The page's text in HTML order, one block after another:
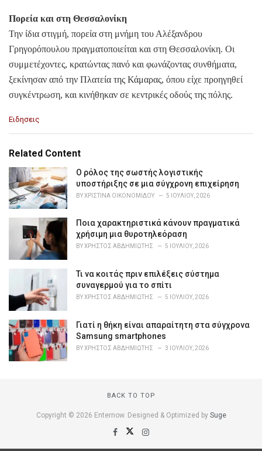
Πορεία και στη Θεσσαλονίκη
Την ίδια στιγμή, πορεία στη μνήμη του Αλέξανδρου
Γρηγορόπουλου πραγματοποιείται και στη Θεσσαλονίκη. Οι
συμμετέχοντες, κρατώντας πανό και φωνάζοντας συνθήματα,
ξεκίνησαν από την Πλατεία της Κάμαρας, όπου είχε προηγηθεί
συγκέντρωση, και κινήθηκαν σε κεντρικές οδούς της πόλης.
C
e
o
r
i
e
Ειδησεις
Related Content
Ο ρόλος της σωστής λογιστικής
υποστήριξης σε μια σύγχρονη επιχείρηση
BYΧΡΙΣΤΊΝΑ ΟΙΚΟΝΟΜΊΔΟΥ 5 ΙΟΥΛΊΟΥ, 2026
Ποια χαρακτηριστικά κάνουν πραγματικά
χρήσιμη μια θυροτηλεόραση
BYΧΡΉΣΤΟΣ ΑΒΔΗΜΙΏΤΗΣ 5 ΙΟΥΛΊΟΥ, 2026
Τι να κοιτάς πριν επιλέξεις σύστημα
συναγερμού για το σπίτι
BYΧΡΉΣΤΟΣ ΑΒΔΗΜΙΏΤΗΣ 5 ΙΟΥΛΊΟΥ, 2026
Γιατί η θήκη είναι απαραίτητη στα σύγχρονα
Samsung smartphones
BYΧΡΉΣΤΟΣ ΑΒΔΗΜΙΏΤΗΣ 3 ΙΟΥΛΊΟΥ, 2026
BACK TO TOP
Copyright © 2026 Enternow. Designed & Optimized by Suge